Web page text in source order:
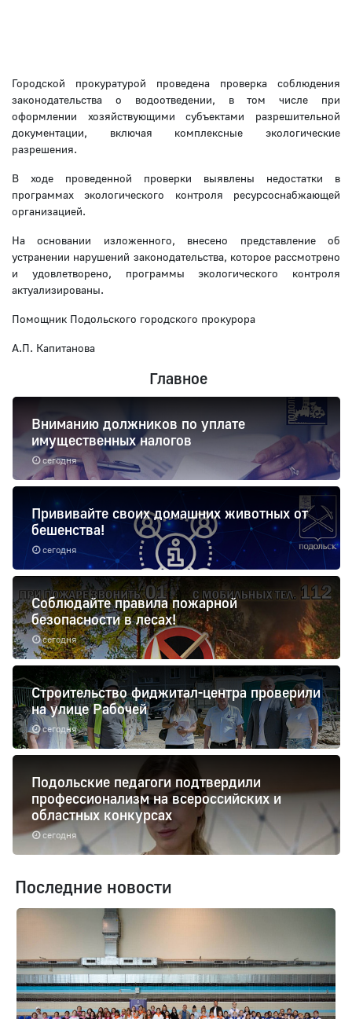
Городской прокуратурой проведена проверка соблюдения
законодательства о водоотведении, в том числе при
оформлении хозяйствующими субъектами разрешительной
документации, включая комплексные экологические
разрешения.
В ходе проведенной проверки выявлены недостатки в
программах экологического контроля ресурсоснабжающей
организацией.
На основании изложенного, внесено представление об
устранении нарушений законодательства, которое рассмотрено
и удовлетворено, программы экологического контроля
актуализированы.
Помощник Подольского городского прокурора
А.П. Капитанова
Главное
сегодня
Вниманию должников по уплате
имущественных налогов
сегодня
Прививайте своих домашних животных от
бешенства!
сегодня
Соблюдайте правила пожарной
безопасности в лесах!
сегодня
Строительство фиджитал-центра проверили
на улице Рабочей
сегодня
Подольские педагоги подтвердили
профессионализм на всероссийских и
областных конкурсах
Последние новости